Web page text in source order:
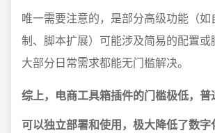
唯一需要注意的，是部分高级功能（如
制、脚本扩展）可能涉及简易的配置
大部分日常需求都能无门槛解决。
综上，电商工具箱插件的门槛极低，
可以独立部署和使用，极大降低了数字